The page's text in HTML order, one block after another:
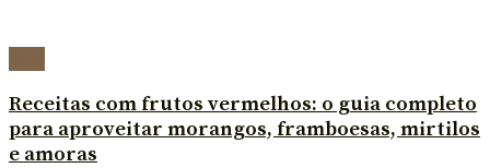
Receitas com frutos vermelhos: o guia completo
para aproveitar morangos, framboesas, mirtilos
e amoras